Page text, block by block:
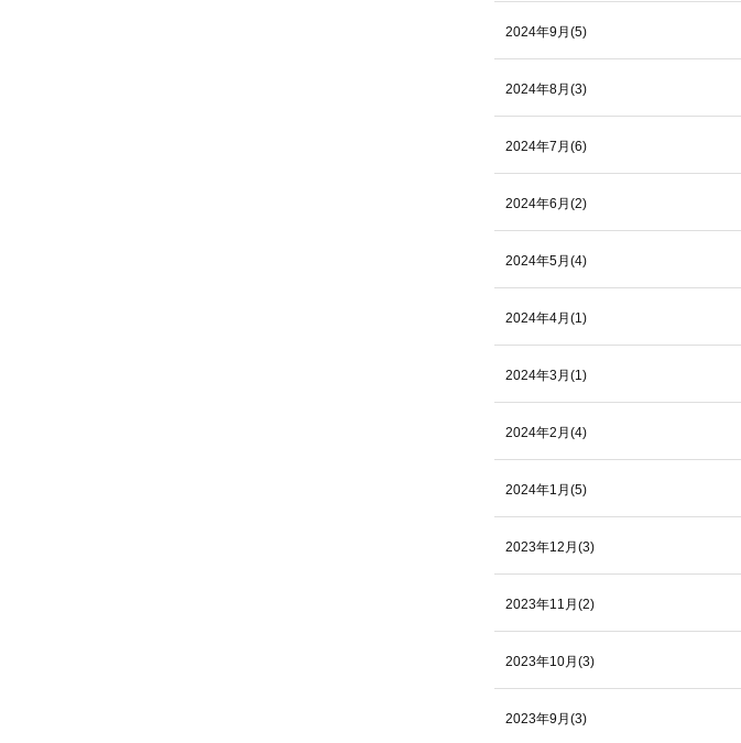
2024年9月(5)
2024年8月(3)
2024年7月(6)
2024年6月(2)
2024年5月(4)
2024年4月(1)
2024年3月(1)
2024年2月(4)
2024年1月(5)
2023年12月(3)
2023年11月(2)
2023年10月(3)
2023年9月(3)